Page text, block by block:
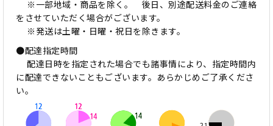
※一部地域・商品を除く。 後日、別途配送料金のご連絡
をさせていただく場合がございます。
※発送は土曜・日曜・祝日を除きます。
●配達指定時間
配達日時を指定された場合でも諸事情により、指定時間内
に配達できないこともございます。あらかじめご了承くださ
い。